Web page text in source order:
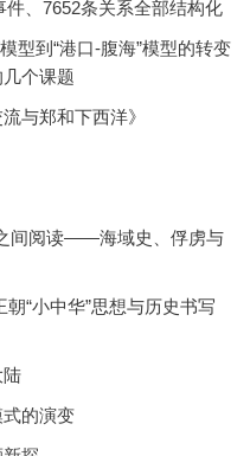
、7652条关系全部结构化
型到“港口-腹海”模型的转变
个课题
与郑和下西洋》
间阅读——海域史、俘虏与
“小中华”思想与历史书写
陆
的演变